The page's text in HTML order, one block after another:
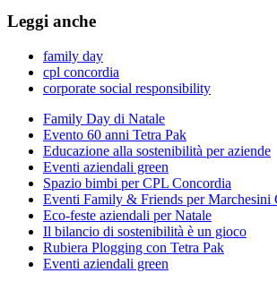
Leggi anche
family day
cpl concordia
corporate social responsibility
Family Day di Natale
Evento 60 anni Tetra Pak
Educazione alla sostenibilità per aziende
Eventi aziendali green
Spazio bimbi per CPL Concordia
Eventi Family & Friends per Marchesini
Eco-feste aziendali per Natale
Il bilancio di sostenibilità è un gioco
Rubiera Plogging con Tetra Pak
Eventi aziendali green